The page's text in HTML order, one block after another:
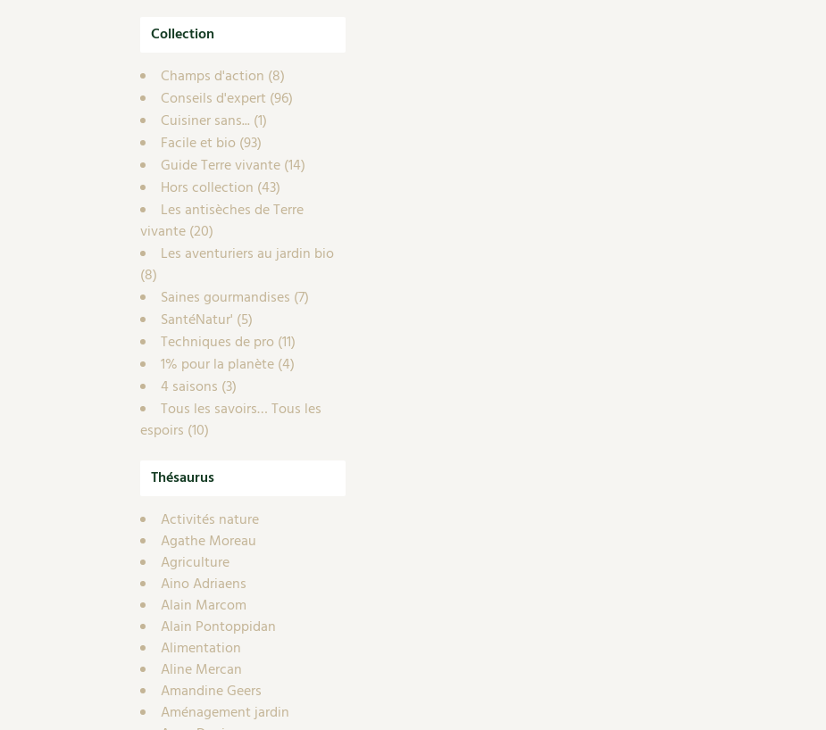
Collection
Champs d'action (8)
Conseils d'expert (96)
Cuisiner sans... (1)
Facile et bio (93)
Guide Terre vivante(14)
Hors collection (43)
Les antisèches de Terre
vivante(20)
Les aventuriers au jardin bio
(8)
Saines gourmandises (7)
SantéNatur' (5)
Techniques de pro (11)
1% pour la planète(4)
4 saisons (3)
Tous les savoirs… Tous les
espoirs (10)
Thésaurus
Activités nature
Agathe Moreau
Agriculture
Aino Adriaens
Alain Marcom
Alain Pontoppidan
Alimentation
Aline Mercan
Amandine Geers
Aménagement jardin